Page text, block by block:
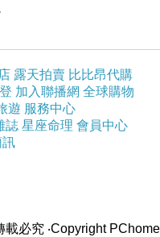
露天拍賣 比比昂代購
加入聯播網 全球購物
遊 服務中心
誌 星座命理 會員中心
訊
載必究 ‧Copyright PChome